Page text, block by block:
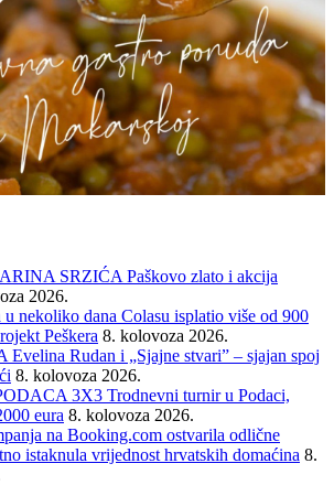
SRZIĆA Paškovo zlato i akcija
2026.
u nekoliko dana Colasu isplatio više od 900
Peškera 8. kolovoza 2026.
Rudan i „Sjajne stvari” – sjajan spoj
8. kolovoza 2026.
3X3 Trodnevni turnir u Podaci,
eura 8. kolovoza 2026.
na Booking.com ostvarila odlične
istaknula vrijednost hrvatskih domaćina 8.